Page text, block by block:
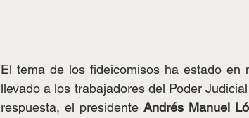
El tema de los fideicomisos ha estado en
llevado a los trabajadores del Poder
respuesta, el presidente Andrés Manuel